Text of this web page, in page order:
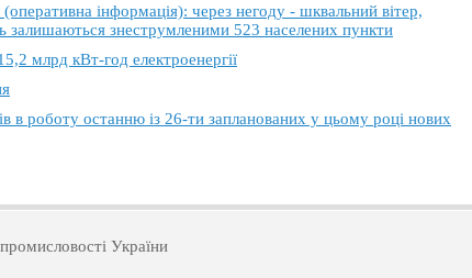
інформація): через негоду - шквальний вітер,
залишаються знеструмленими 523 населених пункти
млрд кВт-год електроенергії
в роботу останню із 26-ти запланованих у цьому році нових
України